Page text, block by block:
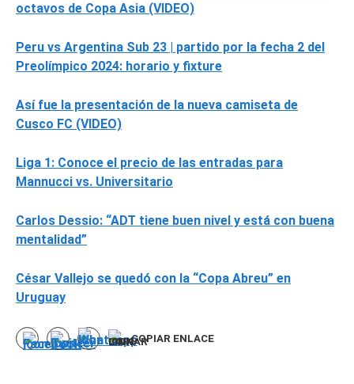
octavos de Copa Asia (VIDEO)
Peru vs Argentina Sub 23 | partido por la fecha 2 del
Preolímpico 2024: horario y fixture
Así fue la presentación de la nueva camiseta de
Cusco FC (VIDEO)
Liga 1: Conoce el precio de las entradas para
Mannucci vs. Universitario
Carlos Dessio: “ADT tiene buen nivel y está con buena
mentalidad”
César Vallejo se quedó con la “Copa Abreu” en
Uruguay
COPIAR ENLACE